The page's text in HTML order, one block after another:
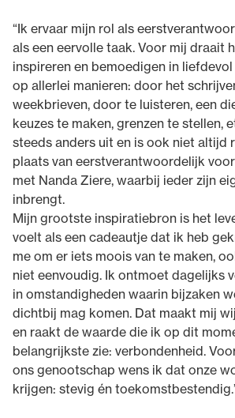
“Ik ervaar mijn rol als
als een eervolle taak. Voor mij draait
inspireren en bemoedigen in
op allerlei manieren: door het
weekbrieven, door te luisteren, een
keuzes te maken, grenzen te stellen,
steeds anders uit en is ook niet altijd
plaats van eerstverantwoordelijk
met Nanda Ziere, waarbij ieder zijn
inbrengt.
Mijn grootste inspiratiebron is het
voelt als een cadeautje dat ik heb
me om er iets moois van te maken,
niet eenvoudig. Ik ontmoet dagelijks
in omstandigheden waarin bijzaken
dichtbij mag komen. Dat maakt mij
en raakt de waarde die ik op dit
belangrijkste zie: verbondenheid.
ons genootschap wens ik dat onze
krijgen: stevig én